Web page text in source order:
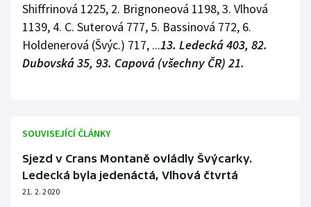
Shiffrinová 1225, 2. Brignoneová 1198, 3. Vlhová
1139, 4. C. Suterová 777, 5. Bassinová 772, 6.
Holdenerová (Švýc.) 717, ...13. Ledecká 403, 82.
Dubovská 35, 93. Capová (všechny ČR) 21.
SOUVISEJÍCÍ ČLÁNKY
Sjezd v Crans Montaně ovládly Švýcarky.
Ledecká byla jedenáctá, Vlhová čtvrtá
21. 2. 2020